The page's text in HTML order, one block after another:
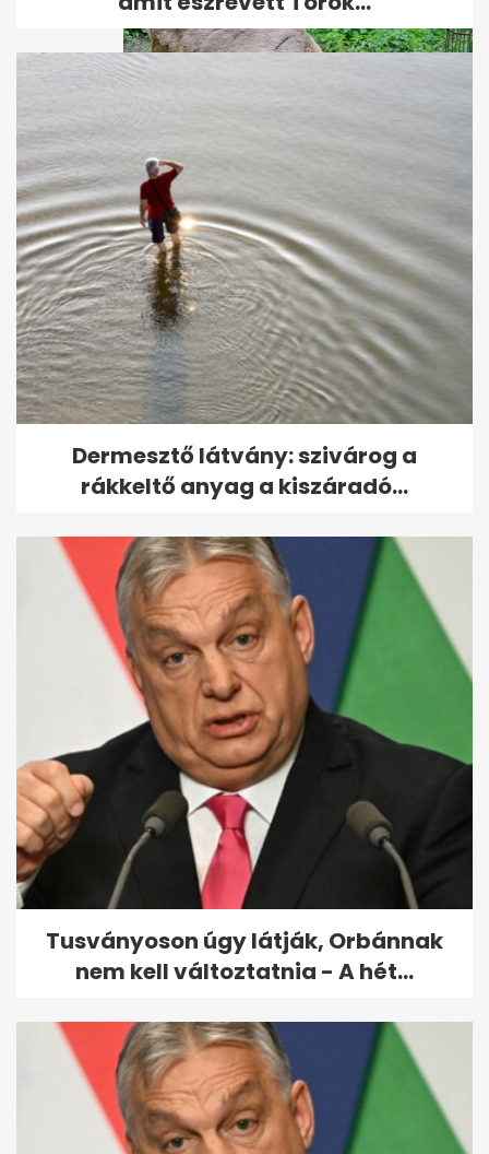
Először született rénszarvas
Miskolcon - fotó
Dermesztő látvány: szivárog a
rákkeltő anyag a kiszáradó...
Tusványoson úgy látják, Orbánnak
nem kell változtatnia - A hét...